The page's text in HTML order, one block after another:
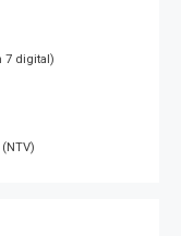
7 digital)